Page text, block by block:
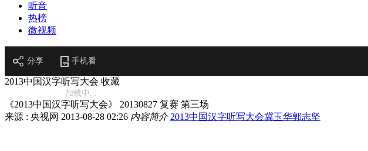
听音
热榜
微视频
分享 手机看
2013中国汉字听写大会 收藏
加载中...
《2013中国汉字听写大会》 20130827 复赛 第三场
来源 : 央视网 2013-08-28 02:26 内容简介 2013中国汉字听写大会冀玉华郭志坚